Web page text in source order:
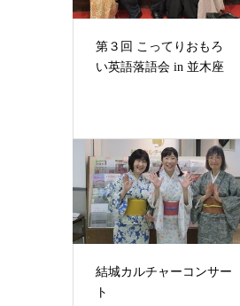
第３回 こってりおもろ
い英語落語会 in 並木座
結城カルチャーコンサー
ト